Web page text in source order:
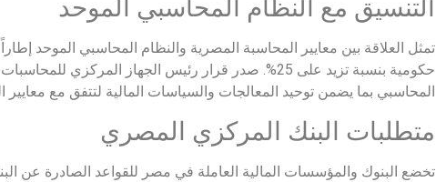
التنسيق مع النظام المحاسبي الموحد
تمثل العلاقة بين معايير المحاسبة المصرية والنظام المحاسبي الموحد
المحاسبي بما يضمن توحيد المعالجات والسياسات المالية لتتفق مع معايير
متطلبات البنك المركزي المصري
تخضع البنوك والمؤسسات المالية العاملة في مصر للقواعد الصادرة عن